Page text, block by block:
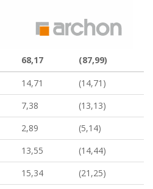
68,17
(87,99)
14,71
(14,71)
7,38
(13,13)
2,89
(5,14)
13,55
(14,44)
15,34
(21,25)